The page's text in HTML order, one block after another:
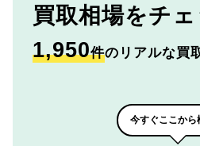
買取相場をチェ
1,950件のリアルな買
今すぐここから